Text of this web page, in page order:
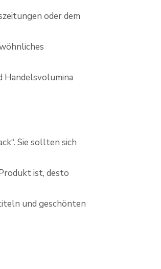
oder dem
Handelsvolumina
Sie sollten sich
ist, desto
und geschönten